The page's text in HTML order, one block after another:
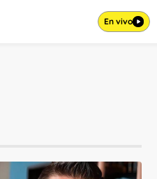
En vivo